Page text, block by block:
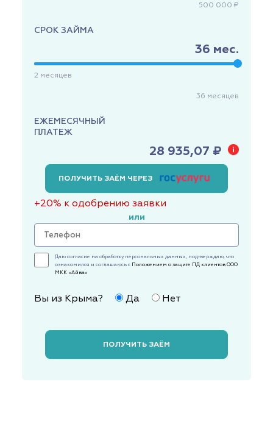
500 000 ₽
СРОК ЗАЙМА
36 мес.
2 месяцев
36 месяцев
ЕЖЕМЕСЯЧНЫЙ
ПЛАТЕЖ
28 935,07 ₽
ПОЛУЧИТЬ ЗАЁМ ЧЕРЕЗ
+20% к одобрению заявки
или
Даю согласие на обработку персональных данных, подтверждаю, что
ознакомился и соглашаюсь с Положением о защите ПД клиентов ООО
МКК «Айва»
Вы из Крыма? Да Нет
ПОЛУЧИТЬ ЗАЁМ